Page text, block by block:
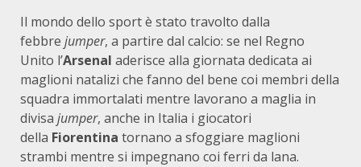
Il mondo dello sport è stato travolto dalla
febbre jumper, a partire dal calcio: se nel Regno
Unito l’Arsenal aderisce alla giornata dedicata ai
maglioni natalizi che fanno del bene coi membri della
squadra immortalati mentre lavorano a maglia in
divisa jumper, anche in Italia i giocatori
della Fiorentina tornano a sfoggiare maglioni
strambi mentre si impegnano coi ferri da lana.